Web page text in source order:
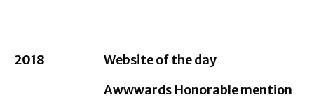
2018
Website of the day
Awwwards Honorable mention